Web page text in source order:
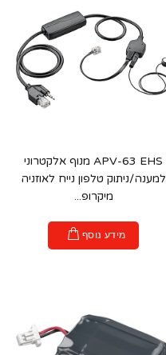
APV-63 EHS מנוף אלקטרוני
למענה/ניתוק טלפון נייח לאוזניה
מיקרופ...
מידע נוסף